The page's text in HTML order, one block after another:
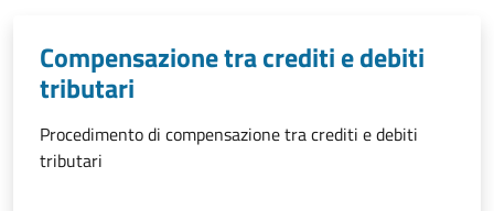
Compensazione tra crediti e debiti
tributari
Procedimento di compensazione tra crediti e debiti
tributari